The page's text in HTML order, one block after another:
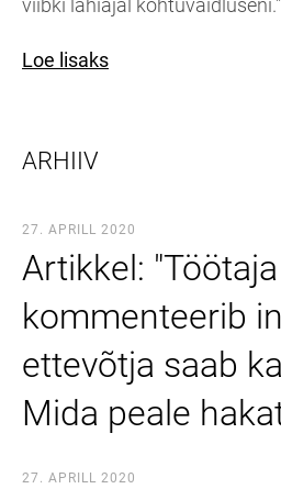
viibki lähiajal kohtuvaidluseni."
Loe lisaks
ARHIIV
27. APRILL 2020
Artikkel: "Töötaja
kommenteerib
ettevõtja saab
Mida peale
27. APRILL 2020